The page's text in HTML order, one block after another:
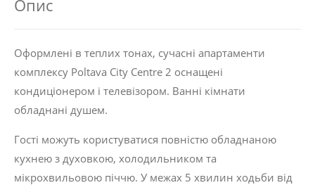
Опис
Оформлені в теплих тонах, сучасні апартаменти
комплексу Poltava City Centre 2 оснащені
кондиціонером і телевізором. Ванні кімнати
обладнані душем.
Гості можуть користуватися повністю обладнаною
кухнею з духовкою, холодильником та
мікрохвильовою піччю. У межах 5 хвилин ходьби від